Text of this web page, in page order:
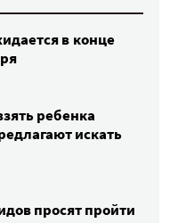
в конце
ребенка
искать
просят пройти